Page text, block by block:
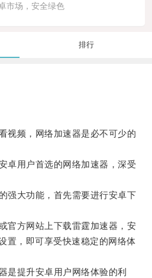
市场，安全绿色
排行
频，网络加速器是必不可少的
用户首选的网络加速器，深受
大功能，首先需要进行安卓下
方网站上下载雷霆加速器，安
置，即可享受快速稳定的网络体
提升安卓用户网络体验的利